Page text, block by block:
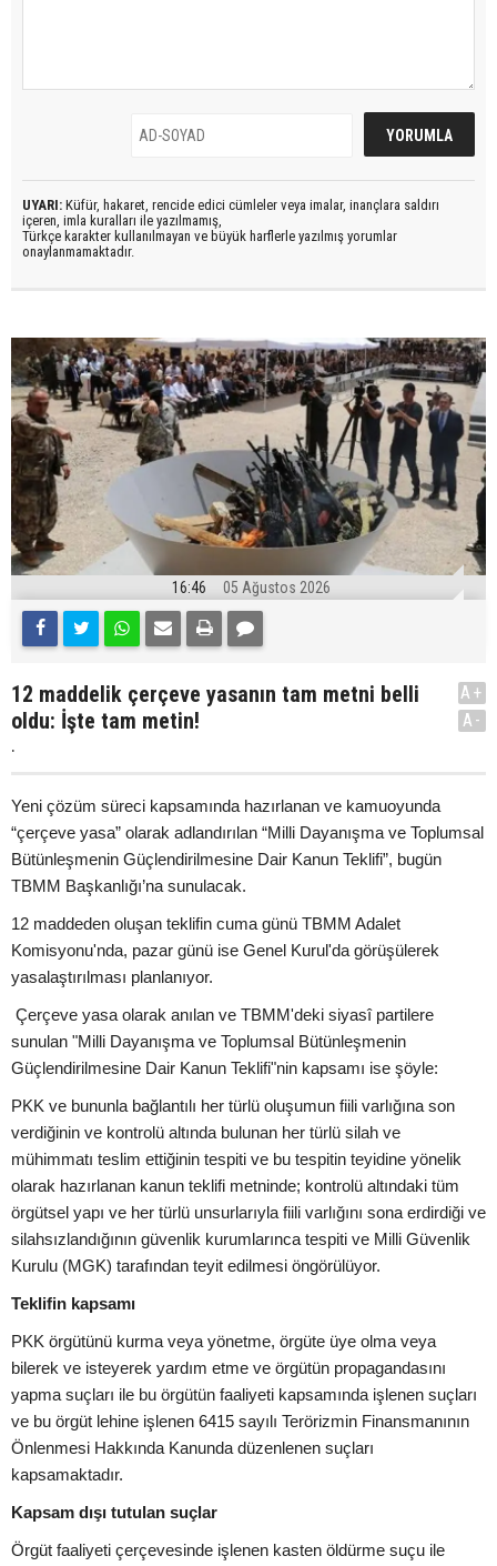
UYARI: Küfür, hakaret, rencide edici cümleler veya imalar, inançlara saldırı
içeren, imla kuralları ile yazılmamış,
Türkçe karakter kullanılmayan ve büyük harflerle yazılmış yorumlar
onaylanmamaktadır.
16:46 05 Ağustos 2026
12 maddelik çerçeve yasanın tam metni belli
oldu: İşte tam metin!
.
A+
A-
Yeni çözüm süreci kapsamında hazırlanan ve kamuoyunda
“çerçeve yasa” olarak adlandırılan “Milli Dayanışma ve Toplumsal
Bütünleşmenin Güçlendirilmesine Dair Kanun Teklifi”, bugün
TBMM Başkanlığı’na sunulacak.
12 maddeden oluşan teklifin cuma günü TBMM Adalet
Komisyonu'nda, pazar günü ise Genel Kurul'da görüşülerek
yasalaştırılması planlanıyor.
Çerçeve yasa olarak anılan ve TBMM'deki siyasî partilere
sunulan "Milli Dayanışma ve Toplumsal Bütünleşmenin
Güçlendirilmesine Dair Kanun Teklifi"nin kapsamı ise şöyle:
PKK ve bununla bağlantılı her türlü oluşumun fiili varlığına son
verdiğinin ve kontrolü altında bulunan her türlü silah ve
mühimmatı teslim ettiğinin tespiti ve bu tespitin teyidine yönelik
olarak hazırlanan kanun teklifi metninde; kontrolü altındaki tüm
örgütsel yapı ve her türlü unsurlarıyla fiili varlığını sona erdirdiği ve
silahsızlandığının güvenlik kurumlarınca tespiti ve Milli Güvenlik
Kurulu (MGK) tarafından teyit edilmesi öngörülüyor.
Teklifin kapsamı
PKK örgütünü kurma veya yönetme, örgüte üye olma veya
bilerek ve isteyerek yardım etme ve örgütün propagandasını
yapma suçları ile bu örgütün faaliyeti kapsamında işlenen suçları
ve bu örgüt lehine işlenen 6415 sayılı Terörizmin Finansmanının
Önlenmesi Hakkında Kanunda düzenlenen suçları
kapsamaktadır.
Kapsam dışı tutulan suçlar
Örgüt faaliyeti çerçevesinde işlenen kasten öldürme suçu ile